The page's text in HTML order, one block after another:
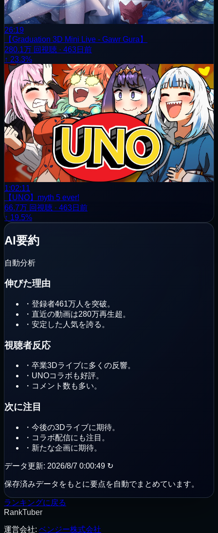
26:19
【Graduation 3D Mini Live - Gawr Gura】
280.1万 回視聴 · 463日前
↑ 23.3%
1:02:11
【UNO】myth 5 ever!
66.7万 回視聴 · 463日前
↑ 19.5%
AI要約
自動分析
伸びた理由
・ 登録者461万人を突破。
・ 直近の動画は280万再生超。
・ 安定した人気を誇る。
視聴者反応
・ 卒業3Dライブに多くの反響。
・ UNOコラボも好評。
・ コメント数も多い。
次に注目
・ 今後の3Dライブに期待。
・ コラボ配信にも注目。
・ 新たな企画に期待。
データ更新: 2026/8/7 0:00:49 ↻
保存済みデータをもとに要点を自動でまとめています。
ランキングに戻る
RankTuber
運営会社: ベンジー株式会社